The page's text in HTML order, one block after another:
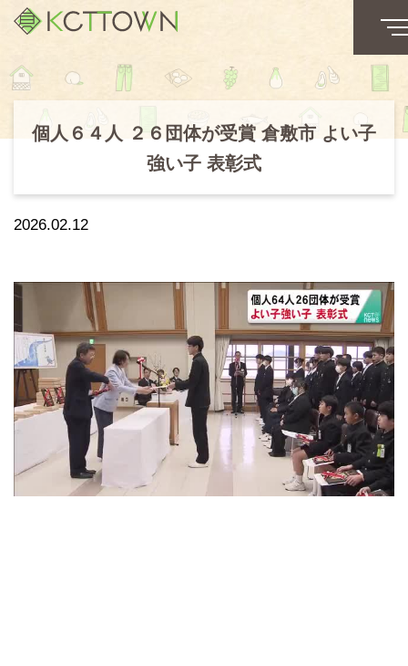
個人６４人 ２６団体が受賞 倉敷市 よい子
強い子 表彰式
2026.02.12